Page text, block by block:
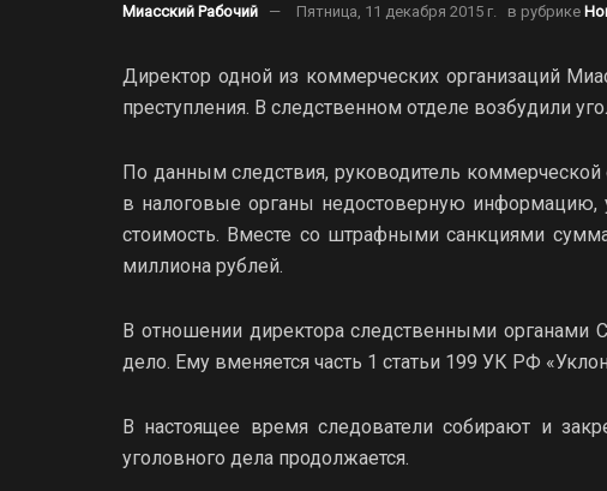
Миасский Рабочий Пятница, 11 декабря 2015 г. в рубрике
Директор одной из коммерческих организаций
преступления. В следственном отделе возбудили
По данным следствия, руководитель коммерческой
в налоговые органы недостоверную информацию,
стоимость. Вместе со штрафными санкциями
миллиона рублей.
В отношении директора следственными органами
дело. Ему вменяется часть 1 статьи 199 УК РФ
В настоящее время следователи собирают и
уголовного дела продолжается.